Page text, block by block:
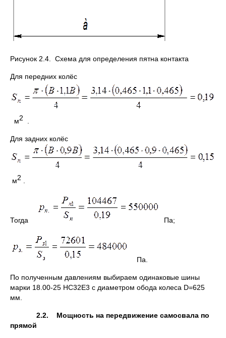
Рисунок 2.4. Схема для определения пятна контакта
Для передних колёс
м2
Для задних колёс
м2
Тогда Па;
Па.
По полученным давлениям выбираем одинаковые шины
марки 18.00-25 НС32Е3 с диаметром обода колеса D=625
мм.
2.2. Мощность на передвижение самосвала по
прямой